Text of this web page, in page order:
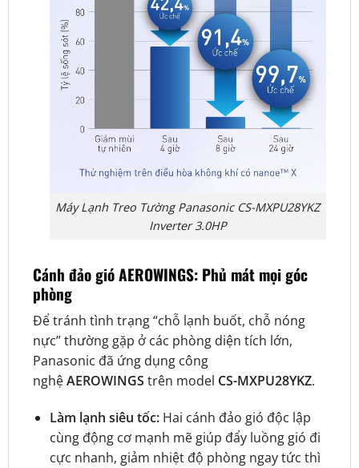
Máy Lạnh Treo Tường Panasonic CS-MXPU28YKZ
Inverter 3.0HP
Cánh đảo gió AEROWINGS: Phủ mát mọi góc
phòng
Để tránh tình trạng “chỗ lạnh buốt, chỗ nóng
nực” thường gặp ở các phòng diện tích lớn,
Panasonic đã ứng dụng công
nghệAEROWINGS trên model CS-MXPU28YKZ.
Làm lạnh siêu tốc:Hai cánh đảo gió độc lập
cùng động cơ mạnh mẽ giúp đẩy luồng gió đi
cực nhanh, giảm nhiệt độ phòng ngay tức thì